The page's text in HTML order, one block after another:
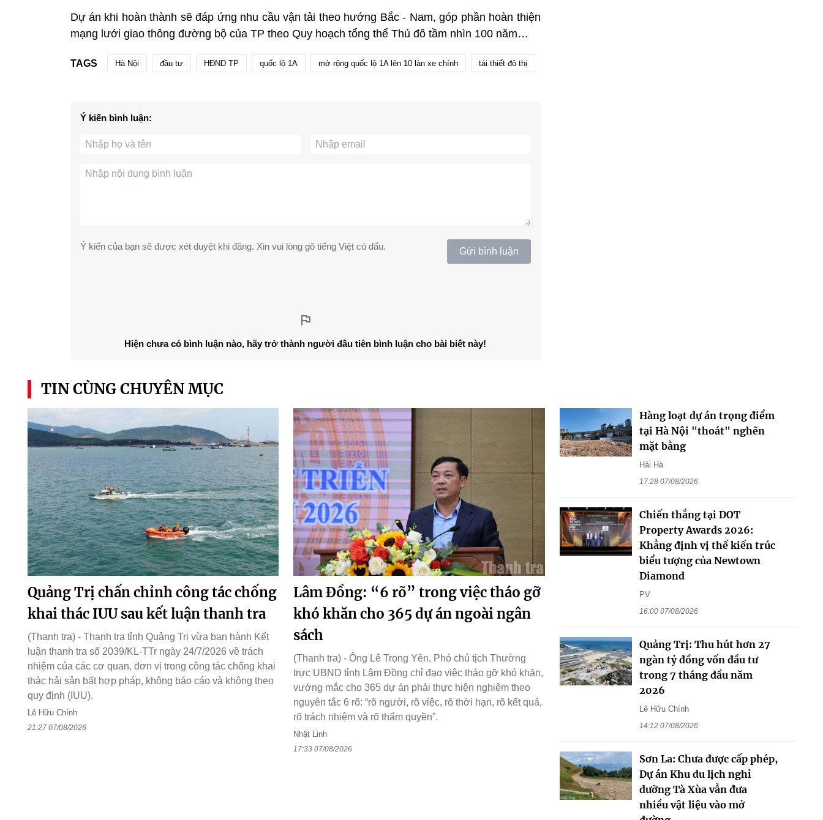
Dự án khi hoàn thành sẽ đáp ứng nhu cầu vận tải theo hướng Bắc - Nam, góp phần hoàn thiện
mạng lưới giao thông đường bộ của TP theo Quy hoạch tổng thể Thủ đô tầm nhìn 100 năm…
TAGS Hà Nội đầu tư HĐND TP quốc lộ 1A mở rộng quốc lộ 1A lên 10 làn xe chính tái thiết đô thị
Ý kiến bình luận:
Ý kiến của bạn sẽ được xét duyệt khi đăng. Xin vui lòng gõ tiếng Việt có dấu. Gửi bình luận
Hiện chưa có bình luận nào, hãy trở thành người đầu tiên bình luận cho bài biết này!
TIN CÙNG CHUYÊN MỤC
Quảng Trị chấn chỉnh công tác chống
khai thác IUU sau kết luận thanh tra
(Thanh tra) - Thanh tra tỉnh Quảng Trị vừa ban hành Kết
luận thanh tra số 2039/KL-TTr ngày 24/7/2026 về trách
nhiệm của các cơ quan, đơn vị trong công tác chống khai
thác hải sản bất hợp pháp, không báo cáo và không theo
quy định (IUU).
Lê Hữu Chính
21:27 07/08/2026
Lâm Đồng: “6 rõ” trong việc tháo gỡ
khó khăn cho 365 dự án ngoài ngân
sách
(Thanh tra) - Ông Lê Trọng Yên, Phó chủ tịch Thường
trực UBND tỉnh Lâm Đồng chỉ đạo việc tháo gỡ khó khăn,
vướng mắc cho 365 dự án phải thực hiện nghiêm theo
nguyên tắc 6 rõ: “rõ người, rõ việc, rõ thời hạn, rõ kết quả,
rõ trách nhiệm và rõ thẩm quyền”.
Nhật Linh
17:33 07/08/2026
Hàng loạt dự án trọng điểm
tại Hà Nội "thoát" nghẽn
mặt bằng
Hải Hà
17:28 07/08/2026
Chiến thắng tại DOT
Property Awards 2026:
Khẳng định vị thế kiến trúc
biểu tượng của Newtown
Diamond
PV
16:00 07/08/2026
Quảng Trị: Thu hút hơn 27
ngàn tỷ đồng vốn đầu tư
trong 7 tháng đầu năm
2026
Lê Hữu Chính
14:12 07/08/2026
Sơn La: Chưa được cấp phép,
Dự án Khu du lịch nghỉ
dưỡng Tà Xùa vẫn đưa
nhiều vật liệu vào mở